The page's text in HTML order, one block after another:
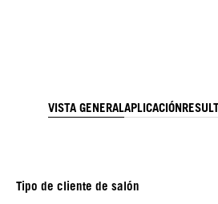
VISTA GENERALAPLICACIÓN
Tipo de cliente de salón